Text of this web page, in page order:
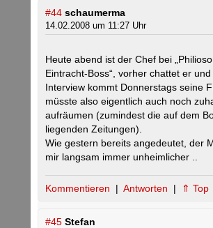
#44 schaumerma
14.02.2008 um 11:27 Uhr
Heute abend ist der Chef bei
Eintracht-Boss“, vorher chattet er und
Interview kommt Donnerstags seine
müsste also eigentlich auch noch
aufräumen (zumindest die auf dem
liegenden Zeitungen).
Wie gestern bereits angedeutet, der
mir langsam immer unheimlicher ..
Kommentieren | Antworten | ⇑ Top
#45 Stefan